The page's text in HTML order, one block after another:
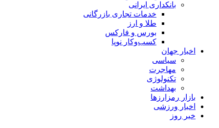
بانکداری ایرانی
خدمات تجاری بازرگانی
طلا و ارز
بورس و فارکس
کسب‌وکار نوپا
اخبار جهان
سیاسی
مهاجرت
تکنولوژی
بهداشت
بازار رمزارزها
اخبار ورزشی
خبر روز